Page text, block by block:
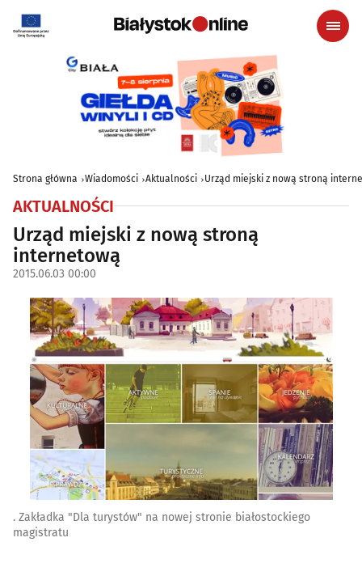
Strona główna Wiadomości Aktualności Urząd miejski z nową stroną
AKTUALNOŚCI
Urząd miejski z nową stroną
internetową
2015.06.03 00:00
. Zakładka "Dla turystów" na nowej stronie białostockiego
magistratu